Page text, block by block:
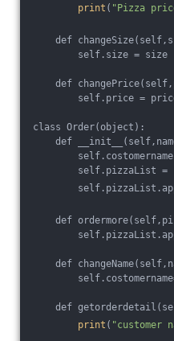
print ( "Pizza
def
self.size = size
def
self.price =
class Order(object):
def
self.costomername =
self.pizzaList =
def
def
def
print ( "customer